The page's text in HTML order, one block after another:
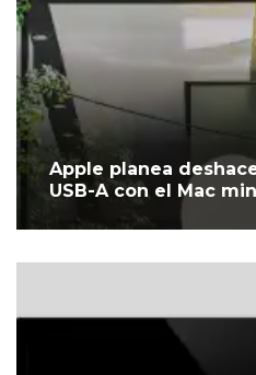
Apple planea
USB-A con el Mac